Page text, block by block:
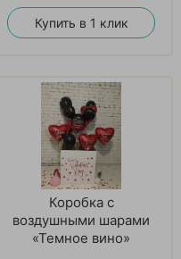
Купить в 1 клик
Коробка с
воздушными шарами
«Темное вино»